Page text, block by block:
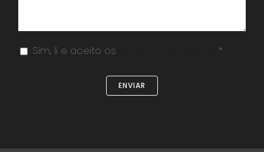
Sim, li e aceito os *